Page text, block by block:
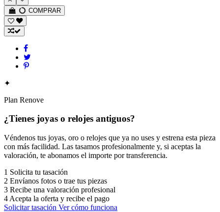
COMPRAR
✦
Plan Renove
¿Tienes joyas o relojes antiguos?
Véndenos tus joyas, oro o relojes que ya no uses y estrena esta pieza
con más facilidad. Las tasamos profesionalmente y, si aceptas la
valoración, te abonamos el importe por transferencia.
1 Solicita tu tasación
2 Envíanos fotos o trae tus piezas
3 Recibe una valoración profesional
4 Acepta la oferta y recibe el pago
Solicitar tasación Ver cómo funciona